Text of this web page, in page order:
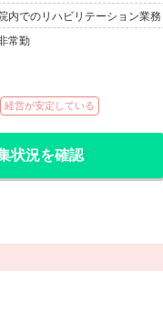
内でのリハビリテーション業務
常勤
経営が安定している
状況を確認